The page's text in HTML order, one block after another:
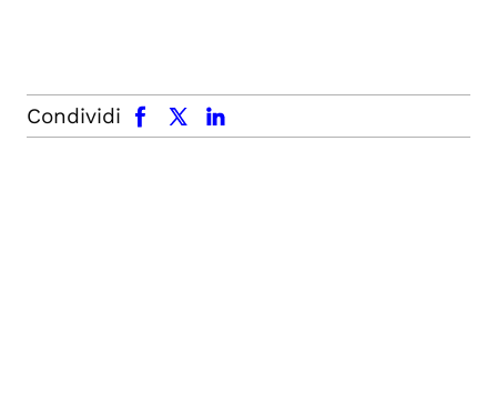
Condividi
facebook x.com linkedin